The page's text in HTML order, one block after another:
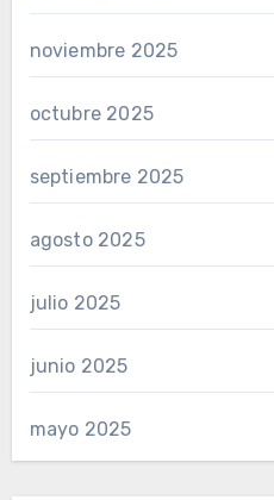
noviembre 2025
octubre 2025
septiembre 2025
agosto 2025
julio 2025
junio 2025
mayo 2025